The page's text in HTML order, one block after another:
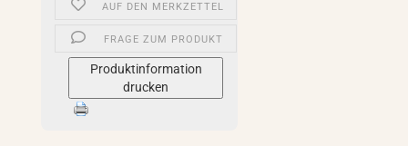
AUF DEN MERKZETTEL
FRAGE ZUM PRODUKT
Produktinformation
drucken